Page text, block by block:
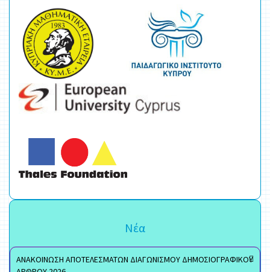
Νέα
ΑΝΑΚΟΙΝΩΣΗ ΑΠΟΤΕΛΕΣΜΑΤΩΝ ΔΙΑΓΩΝΙΣΜΟΥ ΔΗΜΟΣΙΟΓΡΑΦΙΚΟΥ